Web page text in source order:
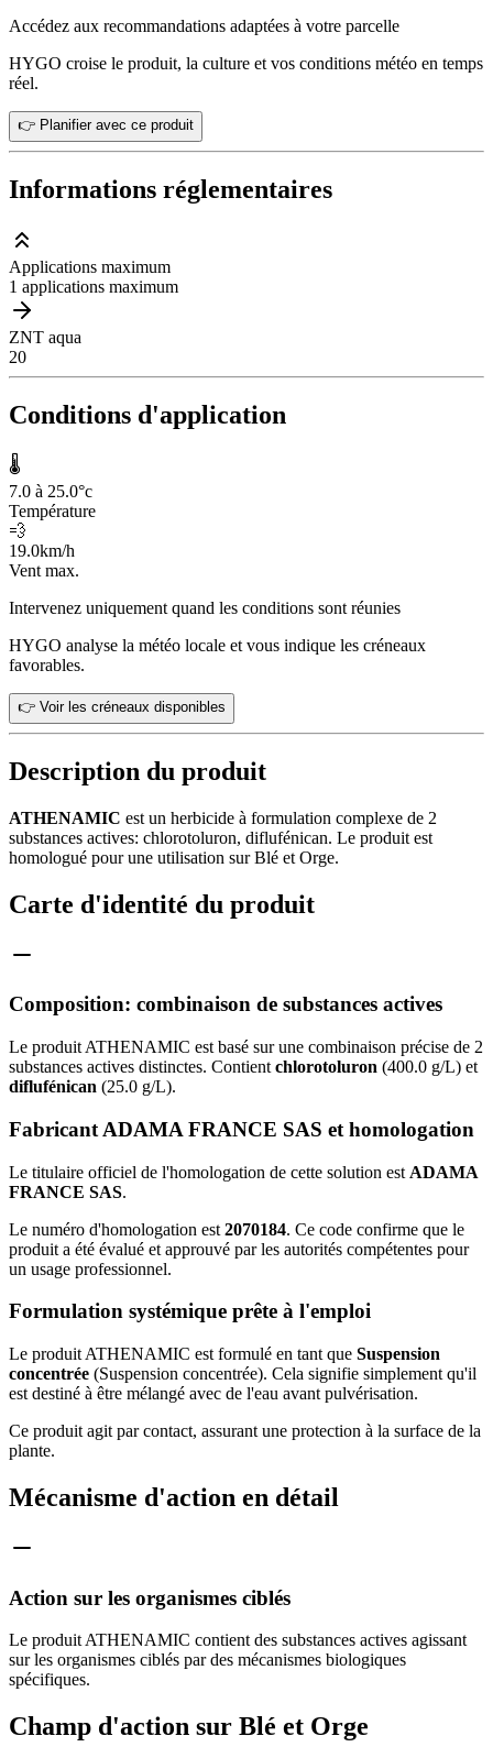
Accédez aux recommandations adaptées à votre parcelle
HYGO croise le produit, la culture et vos conditions météo en temps
réel.
👉 Planifier avec ce produit
Informations réglementaires
Applications maximum
1 applications maximum
ZNT aqua
20
Conditions d'application
🌡️
7.0 à 25.0°c
Température
💨
19.0km/h
Vent max.
Intervenez uniquement quand les conditions sont réunies
HYGO analyse la météo locale et vous indique les créneaux
favorables.
👉 Voir les créneaux disponibles
Description du produit
ATHENAMIC est un herbicide à formulation complexe de 2
substances actives: chlorotoluron, diflufénican. Le produit est
homologué pour une utilisation sur Blé et Orge.
Carte d'identité du produit
Composition: combinaison de substances actives
Le produit ATHENAMIC est basé sur une combinaison précise de 2
substances actives distinctes. Contient chlorotoluron (400.0 g/L) et
diflufénican (25.0 g/L).
Fabricant ADAMA FRANCE SAS et homologation
Le titulaire officiel de l'homologation de cette solution est ADAMA
FRANCE SAS.
Le numéro d'homologation est 2070184. Ce code confirme que le
produit a été évalué et approuvé par les autorités compétentes pour
un usage professionnel.
Formulation systémique prête à l'emploi
Le produit ATHENAMIC est formulé en tant que Suspension
concentrée (Suspension concentrée). Cela signifie simplement qu'il
est destiné à être mélangé avec de l'eau avant pulvérisation.
Ce produit agit par contact, assurant une protection à la surface de la
plante.
Mécanisme d'action en détail
Action sur les organismes ciblés
Le produit ATHENAMIC contient des substances actives agissant
sur les organismes ciblés par des mécanismes biologiques
spécifiques.
Champ d'action sur Blé et Orge